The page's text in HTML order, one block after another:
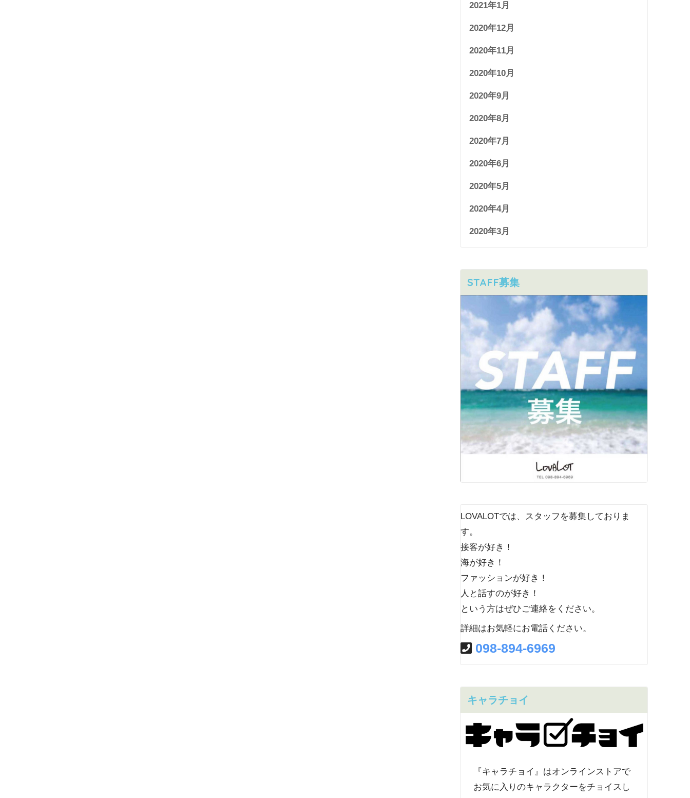
2021年1月
2020年12月
2020年11月
2020年10月
2020年9月
2020年8月
2020年7月
2020年6月
2020年5月
2020年4月
2020年3月
STAFF募集
LOVALOTでは、スタッフを募集しておりま
す。
接客が好き！
海が好き！
ファッションが好き！
人と話すのが好き！
という方はぜひご連絡をください。
詳細はお気軽にお電話ください。
098-894-6969
キャラチョイ
『キャラチョイ』はオンラインストアで
お気に入りのキャラクターをチョイスし